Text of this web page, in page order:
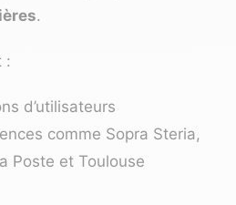
.
:
d’utilisateurs
comme Sopra Steria,
Poste et Toulouse